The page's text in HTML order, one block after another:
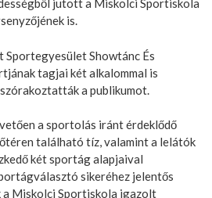
jutott a Miskolci Sportiskola
is.
Sportegyesület Showtánc És
tagjai két alkalommal is
a publikumot.
a sportolás iránt érdeklődő
található tíz, valamint a lelátók
két sportág alapjaival
sikeréhez jelentős
a Miskolci Sportiskola igazolt